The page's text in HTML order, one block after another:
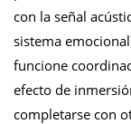
con la señal
sistema
funcione
efecto de
completarse con